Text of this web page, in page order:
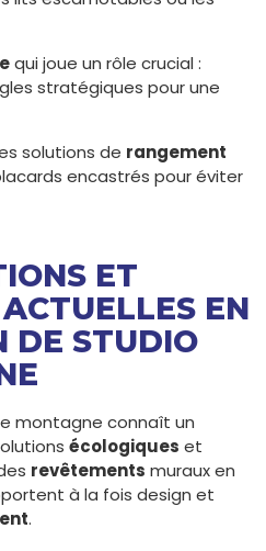
qui joue un rôle crucial :
stratégiques pour une
solutions de rangement
encastrés pour éviter
ET
EN
DE STUDIO
montagne connaît un
écologiques et
revêtements muraux en
à la fois design et
.